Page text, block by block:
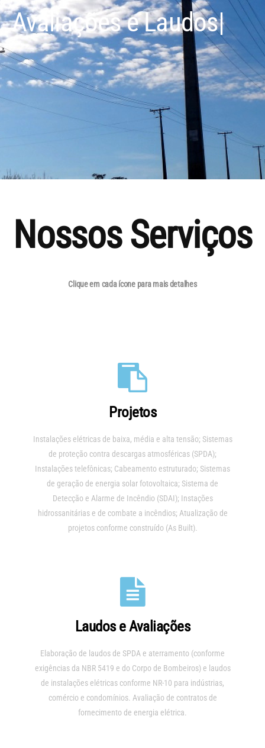
Avaliações e Laudos de
SPDA e at|
Nossos Serviços
Clique em cada ícone para mais detalhes
Projetos
Instalações elétricas de baixa, média e alta tensão; Sistemas
de proteção contra descargas atmosféricas (SPDA);
Instalações telefônicas; Cabeamento estruturado; Sistemas
de geração de energia solar fotovoltaica; Sistema de
Detecção e Alarme de Incêndio (SDAI); Instações
hidrossanitárias e de combate a incêndios; Atualização de
projetos conforme construído (As Built).
Laudos e Avaliações
Elaboração de laudos de SPDA e aterramento (conforme
exigências da NBR 5419 e do Corpo de Bombeiros) e laudos
de instalações elétricas conforme NR-10 para indústrias,
comércio e condomínios. Avaliação de contratos de
fornecimento de energia elétrica.